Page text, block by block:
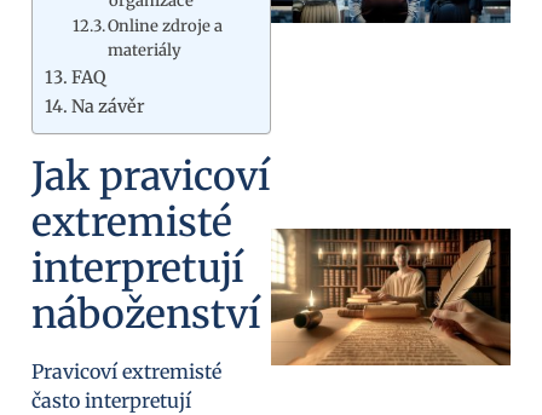
Online zdroje a
materiály
FAQ
Na závěr
Jak pravicoví
extremisté
interpretují
náboženství
Pravicoví extremisté
často interpretují